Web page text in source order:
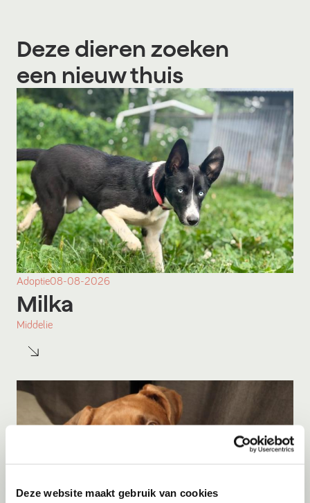
Deze website maakt gebruik van cookies
Deze dieren zoeken
een nieuw thuis
Adoptie08-08-2026
Milka
Middelie